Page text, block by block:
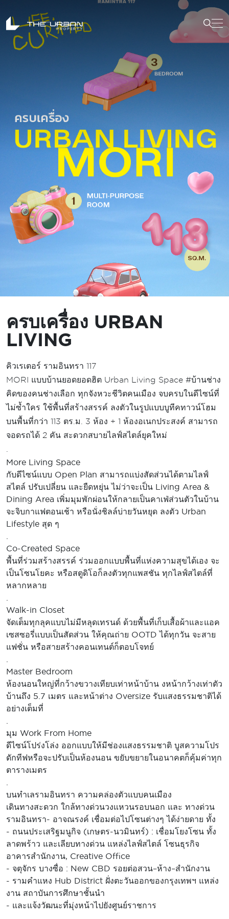
ครบเครื่อง URBAN
LIVING
คิวเรเตอร์ รามอินทรา 117
MORI แบบบ้านยอดยอดฮิต Urban Living Space #บ้านช่าง
คิดของคนช่างเลือก ทุกจังหวะชีวิตคนเมือง จบครบในดีไซน์ที่
ไม่ซ้ำใคร ใช้พื้นที่สร้างสรรค์ ลงตัวในรูปแบบบูทีคทาวน์โฮม
บนพื้นที่กว่า 113 ตร.ม. 3 ห้อง + 1 ห้องอเนกประสงค์ สามารถ
จอดรถได้ 2 คัน สะดวกสบายไลฟ์สไตล์ยุคใหม่
.
More Living Space
กับดีไซน์แบบ Open Plan สามารถแบ่งสัดส่วนได้ตามไลฟ์
สไตล์ ปรับเปลี่ยน และยืดหยุ่น ไม่ว่าจะเป็น Living Area &
Dining Area เพิ่มมุมพักผ่อนให้กลายเป็นคาเฟ่ส่วนตัวในบ้าน
จะจิบกาแฟตอนเช้า หรือนั่งชิลล์บ่ายวันหยุด ลงตัว Urban
Lifestyle สุด ๆ
.
Co-Created Space
พื้นที่ร่วมสร้างสรรค์ ร่วมออกแบบพื้นที่แห่งความสุขได้เอง จะ
เป็นโซนโยคะ หรือสตูดิโอก็ลงตัวทุกแพสชัน ทุกไลฟ์สไตล์ที่
หลากหลาย
.
Walk-in Closet
จัดเต็มทุกลุคแบบไม่มีหลุดเทรนด์ ด้วยพื้นที่เก็บเสื้อผ้าและแอค
เซสซอรี่แบบเป็นสัดส่วน ให้คุณถ่าย OOTD ได้ทุกวัน จะสาย
แฟชั่น หรือสายสร้างคอนเทนต์ก็ตอบโจทย์
.
Master Bedroom
ห้องนอนใหญ่ที่กว้างขวางเทียบเท่าหน้าบ้าน งหน้ากว้างเท่าตัว
บ้านถึง 5.7 เมตร และหน้าต่าง Oversize รับแสงธรรมชาติได้
อย่างเต็มที่
.
มุม Work From Home
ดีไซน์โปร่งโล่ง ออกแบบให้มีช่องแสงธรรมชาติ บูสความโปร
ดักทีฟหรือจะปรับเป็นห้องนอน ขยับขยายในอนาคตก็คุ้มค่าทุก
ตารางเมตร
.
บนทำเลรามอินทรา ความคล่องตัวแบบคนเมือง
เดินทางสะดวก ใกล้ทางด่วนวงแหวนรอบนอก และ ทางด่วน
รามอินทรา- อาจณรงค์ เชื่อมต่อไปโซนต่างๆ ได้ง่ายดาย ทั้ง
- ถนนประเสริฐมนูกิจ (เกษตร-นวมินทร์) : เชื่อมโยงโซน ทั้ง
ลาดพร้าว และเลียบทางด่วน แหล่งไลฟ์สไตล์ โซนธุรกิจ
อาคารสำนักงาน, Creative Office
- จตุจักร บางซื่อ : New CBD รอยต่อสวน–ห้าง–สำนักงาน
- รามคำแหง Hub District ฝั่งตะวันออกของกรุงเทพฯ แหล่ง
งาน สถาบันการศึกษาชั้นนำ
- และแจ้งวัฒนะที่มุ่งหน้าไปยังศูนย์ราชการ